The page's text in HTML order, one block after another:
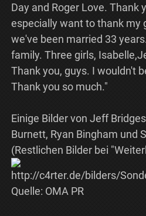
Day and Roger Love. Thank
especially want to thank my
we've been married 33
family. Three girls,
Thank you, guys. I wouldn't
Thank you so much."
Einige Bilder von Jeff
Burnett, Ryan Bingham und
(Restlichen Bilder bei
Quelle: OMA PR